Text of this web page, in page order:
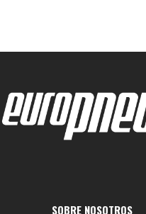
SOBRE NOSOTROS